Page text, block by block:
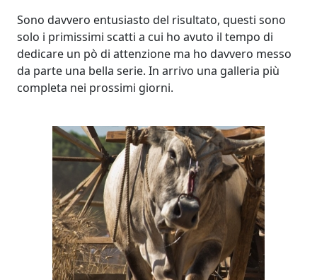
Sono davvero entusiasto del risultato, questi sono
solo i primissimi scatti a cui ho avuto il tempo di
dedicare un pò di attenzione ma ho davvero messo
da parte una bella serie. In arrivo una galleria più
completa nei prossimi giorni.